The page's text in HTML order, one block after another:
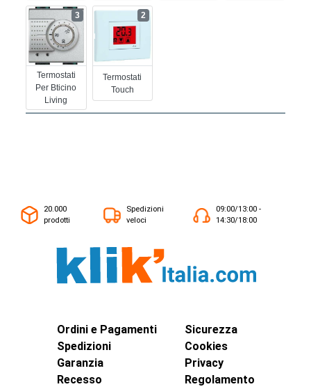
Termostati
Per Bticino
Living
3
Termostati
Touch
2
20.000
prodotti
Spedizioni
veloci
09:00/13:00 -
14:30/18:00
Ordini e Pagamenti
Spedizioni
Garanzia
Recesso
Sicurezza
Cookies
Privacy
Regolamento